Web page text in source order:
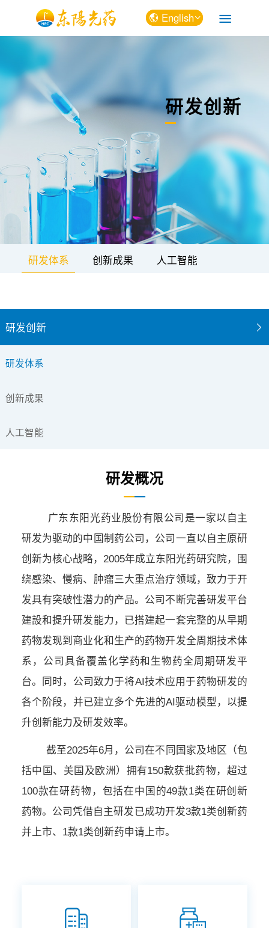
English
中文
研发创新
研发体系 创新成果 人工智能
研发创新
研发体系
创新成果
人工智能
研发概况
广东东阳光药业股份有限公司是一家以自主
研发为驱动的中国制药公司，公司一直以自主原研
创新为核心战略，2005年成立东阳光药研究院，围
绕感染、慢病、肿瘤三大重点治疗领域，致力于开
发具有突破性潜力的产品。公司不断完善研发平台
建設和提升研发能力，已搭建起一套完整的从早期
药物发现到商业化和生产的药物开发全周期技术体
系，公司具备覆盖化学药和生物药全周期研发平
台。同时，公司致力于将AI技术应用于药物研发的
各个阶段，并已建立多个先进的AI驱动模型，以提
升创新能力及研发效率。
截至2025年6月，公司在不同国家及地区（包
括中国、美国及欧洲）拥有150款获批药物，超过
100款在研药物，包括在中国的49款1类在研创新
药物。公司凭借自主研发已成功开发3款1类创新药
并上市、1款1类创新药申请上市。